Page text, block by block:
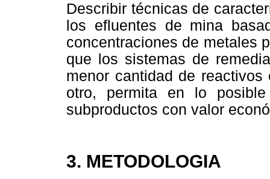
Describir técnicas de
los efluentes de mina
concentraciones de metales
que los sistemas de
menor cantidad de
otro, permita en lo
subproductos con valor
3. METODOLOGIA